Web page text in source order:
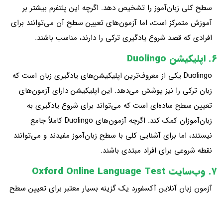
سطح کلی زبان‌آموز را تشخیص دهد. اگرچه این پلتفرم بیشتر بر
آموزش متمرکز است، اما آزمون‌های تعیین سطح آن می‌توانند برای
افرادی که قصد شروع یادگیری ترکی را دارند، مناسب باشند.
۶. اپلیکیشن Duolingo
Duolingo یکی از معروف‌ترین اپلیکیشن‌های یادگیری زبان است که
زبان ترکی را نیز پوشش می‌دهد. این اپلیکیشن دارای آزمون‌های
تعیین سطح ساده‌ای است که می‌تواند برای شروع یادگیری به
زبان‌آموزان کمک کند. اگرچه آزمون‌های Duolingo کاملاً جامع
نیستند، اما برای آشنایی کلی با سطح زبان‌آموز مفیدند و می‌توانند
نقطه شروعی برای افراد مبتدی باشند.
۷. وب‌سایت Oxford Online Language Test
آزمون زبان آنلاین آکسفورد یک گزینه بسیار معتبر برای تعیین سطح